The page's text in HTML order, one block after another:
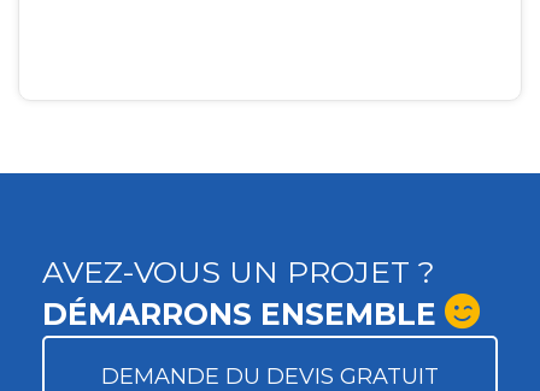
AVEZ-VOUS UN PROJET ?
DÉMARRONS ENSEMBLE
DEMANDE DU DEVIS GRATUIT